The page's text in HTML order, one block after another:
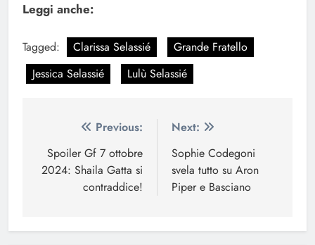
Leggi anche:
Tagged: Clarissa Selassié
Grande Fratello
Jessica Selassié
Lulù Selassié
Navigazione
articoli
Previous:
Spoiler Gf 7 ottobre
2024: Shaila Gatta si
contraddice!
Next:
Sophie Codegoni
svela tutto su Aron
Piper e Basciano